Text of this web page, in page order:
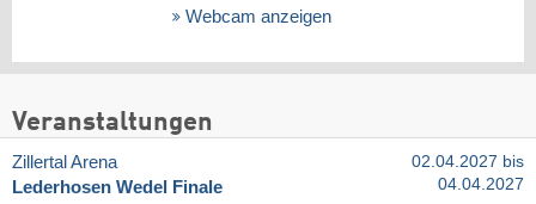
Webcam anzeigen
Veranstaltungen
Zillertal Arena
Lederhosen Wedel Finale
02.04.2027 bis
04.04.2027